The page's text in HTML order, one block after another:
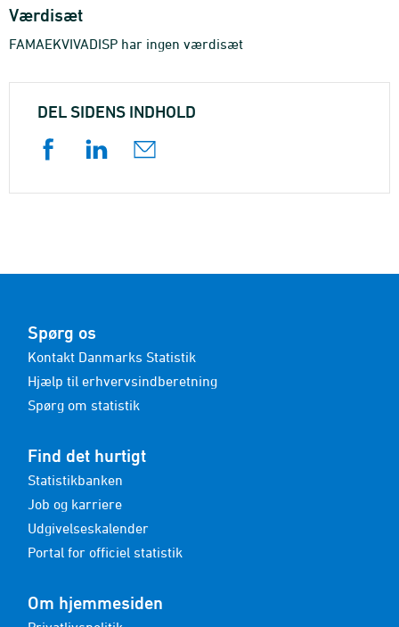
Værdisæt
FAMAEKVIVADISP har ingen værdisæt
DEL SIDENS INDHOLD
Spørg os
Kontakt Danmarks Statistik
Hjælp til erhvervsindberetning
Spørg om statistik
Find det hurtigt
Statistikbanken
Job og karriere
Udgivelseskalender
Portal for officiel statistik
Om hjemmesiden